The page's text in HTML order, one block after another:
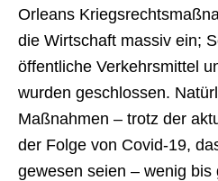
Orleans
die Wirtschaft massiv ein;
öffentliche Verkehrsmittel
wurden geschlossen.
Maßnahmen – trotz der
der Folge von Covid-19,
gewesen seien – wenig